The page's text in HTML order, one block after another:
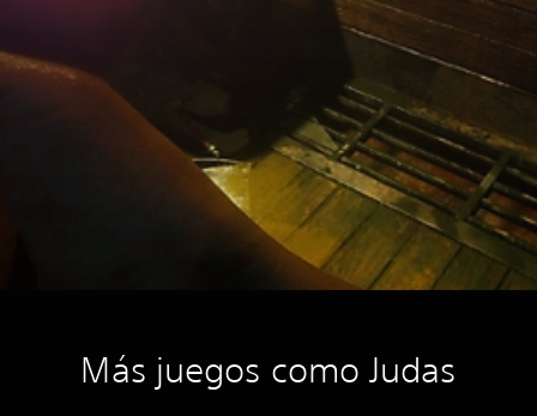
Más juegos como Judas